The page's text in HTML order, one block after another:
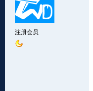
注册会员